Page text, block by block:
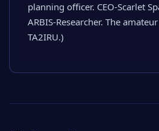
planning officer. CEO-Scarlet
ARBIS-Researcher. The
TA2IRU.)